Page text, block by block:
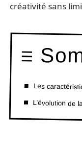
créativité sans
Les
L’évolution de